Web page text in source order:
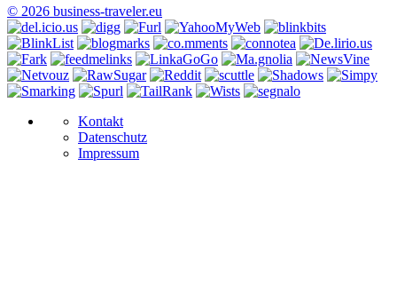
© 2026 business-traveler.eu
Kontakt
Datenschutz
Impressum